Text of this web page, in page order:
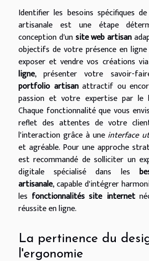
Identifier les besoins spécifiques
artisanale est une étape
conception d'unsite web artisan
objectifs de votre présence en
exposer et vendre vos créations
ligne, présenter votre savoir-
portfolio artisanattractif ou
passion et votre expertise par le
Chaque fonctionnalité que vous
reflet des attentes de votre
l'interaction grâce à une interface
et agréable. Pour une approche
est recommandé de solliciter un
digitale spécialisé dans les
artisanale, capable d'intégrer
les fonctionnalités site internet
réussite en ligne.
La pertinence du
l'ergonomie